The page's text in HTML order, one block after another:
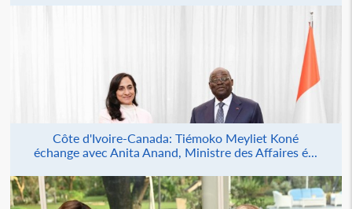
Côte d'Ivoire-Canada: Tiémoko Meyliet Koné
échange avec Anita Anand, Ministre des Affaires é...